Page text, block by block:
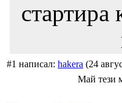
стартира
#1 написал: hakera (24
Май тези